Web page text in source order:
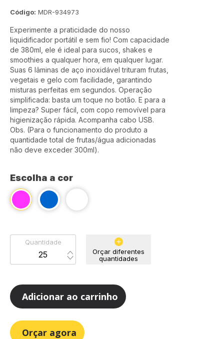
Código: MDR-934973
Experimente a praticidade do nosso
liquidificador portátil e sem fio! Com capacidade
de 380ml, ele é ideal para sucos, shakes e
smoothies a qualquer hora, em qualquer lugar.
Suas 6 lâminas de aço inoxidável trituram frutas,
vegetais e gelo com facilidade, garantindo
misturas perfeitas em segundos. Operação
simplificada: basta um toque no botão. E para a
limpeza? Super fácil, com copo removível para
higienização rápida. Acompanha cabo USB.
Obs. (Para o funcionamento do produto a
quantidade total de frutas/água adicionadas
não deve exceder 300ml).
Escolha a cor
Quantidade
Orçar diferentes
quantidades
Adicionar ao carrinho
Orçar agora